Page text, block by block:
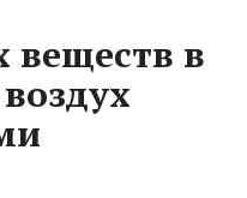
веществ в